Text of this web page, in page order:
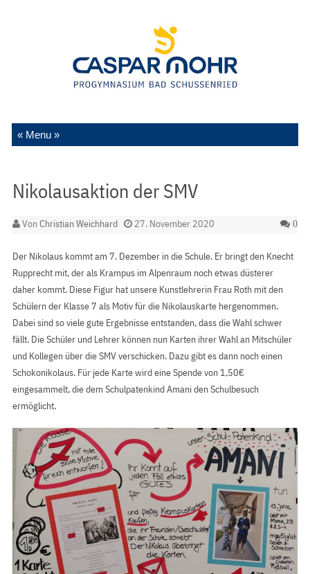
Zum Inhalt springen
Nikolausaktion der SMV
VonChristian Weichhard 27. November 2020 0
Der Nikolaus kommt am 7. Dezember in die Schule. Er bringt den Knecht
Rupprecht mit, der als Krampus im Alpenraum noch etwas düsterer
daher kommt. Diese Figur hat unsere Kunstlehrerin Frau Roth mit den
Schülern der Klasse 7 als Motiv für die Nikolauskarte hergenommen.
Dabei sind so viele gute Ergebnisse entstanden, dass die Wahl schwer
fällt. Die Schüler und Lehrer können nun Karten ihrer Wahl an Mitschüler
und Kollegen über die SMV verschicken. Dazu gibt es dann noch einen
Schokonikolaus. Für jede Karte wird eine Spende von 1,50€
eingesammelt, die dem Schulpatenkind Amani den Schulbesuch
ermöglicht.